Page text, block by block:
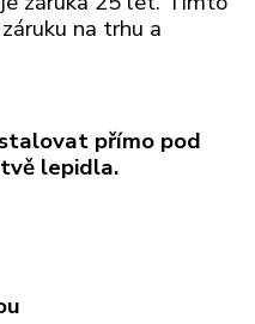
na trhu a
přímo pod
lepidla.